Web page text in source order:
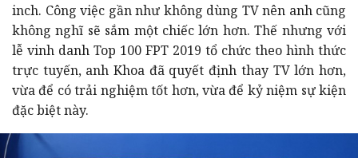
inch. Công việc gần như không dùng TV nên anh cũng
không nghĩ sẽ sắm một chiếc lớn hơn. Thế nhưng với
lễ vinh danh Top 100 FPT 2019 tổ chức theo hình thức
trực tuyến, anh Khoa đã quyết định thay TV lớn hơn,
vừa để có trải nghiệm tốt hơn, vừa để kỷ niệm sự kiện
đặc biệt này.